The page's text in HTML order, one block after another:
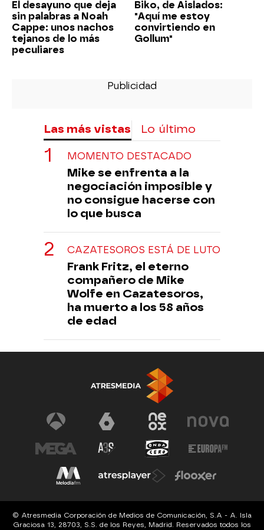
El desayuno que deja
sin palabras a Noah
Cappe: unos nachos
tejanos de lo más
peculiares
Biko, de Aislados:
"Aquí me estoy
convirtiendo en
Gollum"
Las más vistas Lo último
MOMENTO DESTACADO
Mike se enfrenta a la
negociación imposible y
no consigue hacerse con
lo que busca
CAZATESOROS ESTÁ DE LUTO
Frank Fritz, el eterno
compañero de Mike
Wolfe en Cazatesoros,
ha muerto a los 58 años
de edad
© Atresmedia Corporación de Medios de Comunicación, S.A - A. Isla
Graciosa 13, 28703, S.S. de los Reyes, Madrid. Reservados todos los